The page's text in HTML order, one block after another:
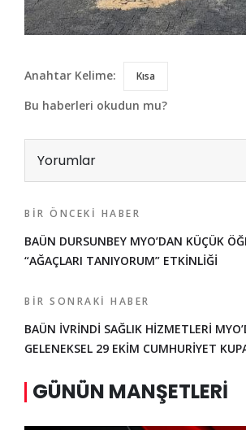
Anahtar Kelime: Kısa
Bu haberleri okudun mu?
Yorumlar
BIR ÖNCEKI HABER
BAÜN DURSUNBEY MYO’DAN KÜÇÜK
“AĞAÇLARI TANIYORUM” ETKİNLİĞİ
BIR SONRAKI HABER
BAÜN İVRİNDİ SAĞLIK HİZMETLERİ
GELENEKSEL 29 EKİM CUMHURİYET
GÜNÜN MANŞETLERI